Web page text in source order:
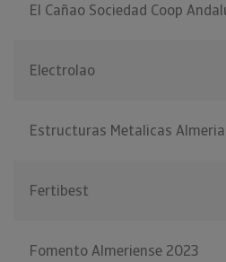
El Cañao Sociedad Coop
Electrolao
Estructuras Metalicas Almeria
Fertibest
Fomento Almeriense 2023